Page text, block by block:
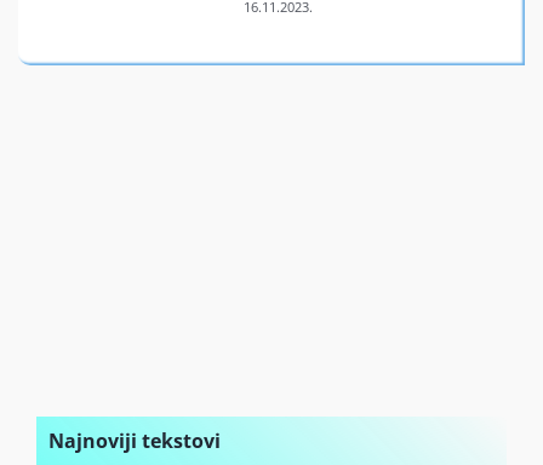
Najnoviji tekstovi